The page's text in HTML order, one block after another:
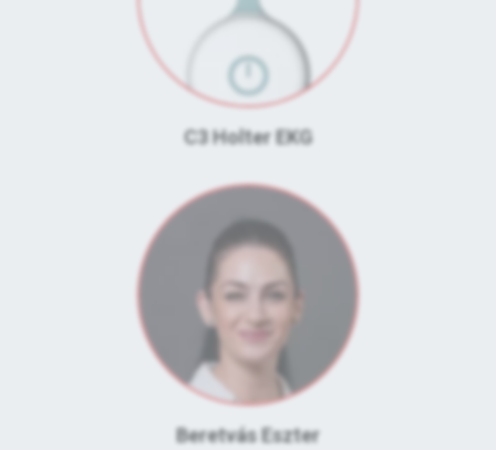
C3 Holter EKG
Beretvás Eszter